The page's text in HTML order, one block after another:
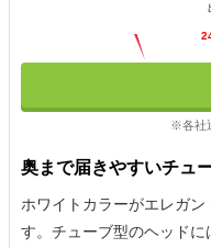
※各社
奥まで届きやすいチュ
ホワイトカラーがエレガ
す。チューブ型のヘッドに